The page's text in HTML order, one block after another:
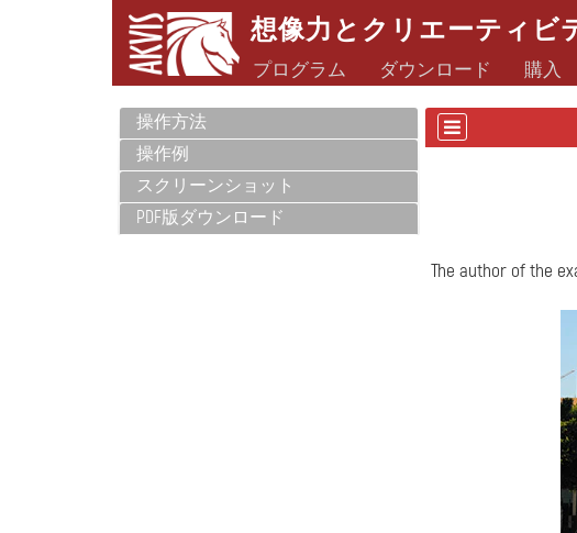
想像力とクリエーティビ
プログラム ダウンロード 購入
操作方法
操作例
スクリーンショット
PDF版ダウンロード
The author of the